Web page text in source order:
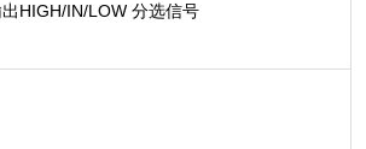
HIGH/IN/LOW分选信号